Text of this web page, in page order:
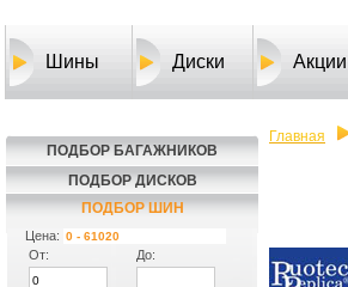
Шины Диски Акции
ПОДБОР БАГАЖНИКОВ
ПОДБОР ПО АВТОМОБИЛЮ
ПОДБОР ДИСКОВ
ПОДБОР ШИН
Цена:
От:
До:
Главная